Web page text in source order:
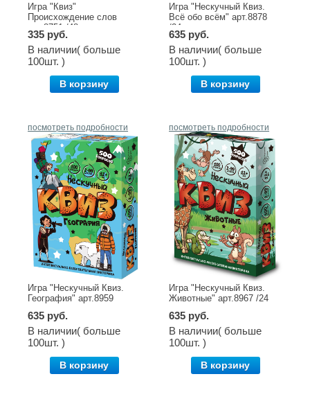
Игра "Квиз"
Происхождение слов
арт.8751 /48
335 руб.
В наличии( больше
100шт. )
В корзину
Игра "Нескучный Квиз.
Всё обо всём" арт.8878
/24
635 руб.
В наличии( больше
100шт. )
В корзину
посмотреть подробности
Игра "Нескучный Квиз.
География" арт.8959
635 руб.
В наличии( больше
100шт. )
В корзину
посмотреть подробности
Игра "Нескучный Квиз.
Животные" арт.8967 /24
635 руб.
В наличии( больше
100шт. )
В корзину